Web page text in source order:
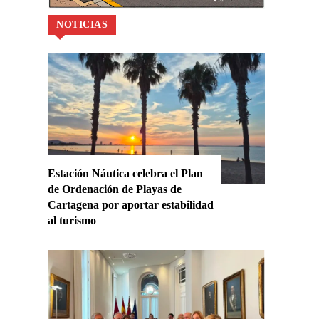
NOTICIAS
Estación Náutica celebra el Plan
de Ordenación de Playas de
Cartagena por aportar estabilidad
al turismo